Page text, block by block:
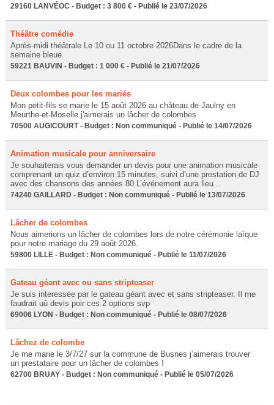
29160 LANVÉOC - Budget : 3 800 € - Publié le 23/07/2026
Théâtre comédie
Après-midi théâtrale Le 10 ou 11 octobre 2026Dans le cadre de la
semaine bleue
59221 BAUVIN - Budget : 1 000 € - Publié le 21/07/2026
Deux colombes pour les mariés
Mon petit-fils se marie le 15 août 2026 au château de Jaulny en
Meurthe-et-Moselle j'aimerais un lâcher de colombes
70500 AUGICOURT - Budget : Non communiqué - Publié le 14/07/2026
Animation musicale pour anniversaire
Je souhaiterais vous demander un devis pour une animation musicale
comprenant un quiz d’environ 15 minutes, suivi d’une prestation de DJ
avec des chansons des années 80.L’événement aura lieu...
74240 GAILLARD - Budget : Non communiqué - Publié le 13/07/2026
Lâcher de colombes
Nous aimerions un lâcher de colombes lors de notre cérémonie laïque
pour notre mariage du 29 août 2026.
59800 LILLE - Budget : Non communiqué - Publié le 11/07/2026
Gateau géant avec ou sans stripteaser
Je suis interessée par le gateau géant avec et sans stripteaser. Il me
faudrait uû devis poir ces 2 options svp
69006 LYON - Budget : Non communiqué - Publié le 08/07/2026
Lâchez de colombe
Je me marie le 3/7/27 sur la commune de Busnes j’aimerais trouver
un prestataire pour un lâcher de colombes !
62700 BRUAY - Budget : Non communiqué - Publié le 05/07/2026